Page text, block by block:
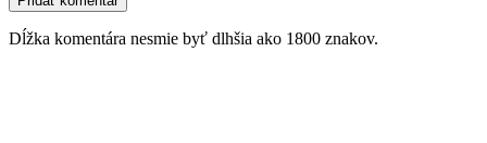
Dĺžka komentára nesmie byť dlhšia ako 1800 znakov.